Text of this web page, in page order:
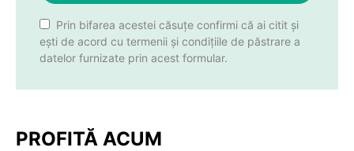
Prin bifarea acestei căsuțe confirmi că ai citit și
ești de acord cu termenii și condițiile de păstrare a
datelor furnizate prin acest formular.
PROFITĂ ACUM